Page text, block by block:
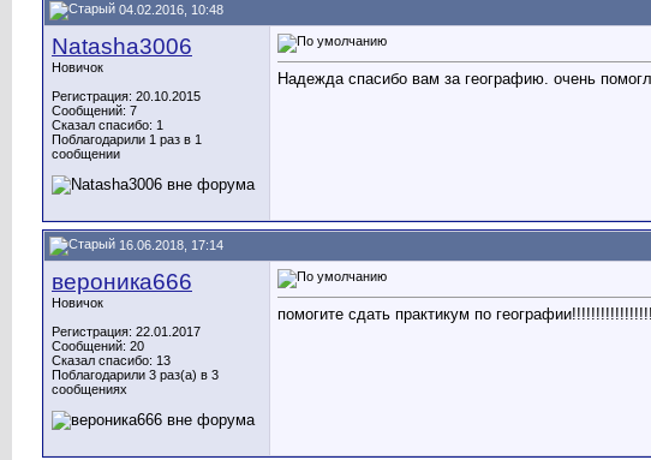
04.02.2016, 10:48
Natasha3006
Новичок
Регистрация: 20.10.2015
Сообщений: 7
Сказал спасибо: 1
Поблагодарили 1 раз в 1
сообщении
Надежда спасибо вам за географию. очень
16.06.2018, 17:14
вероника666
Новичок
Регистрация: 22.01.2017
Сообщений: 20
Сказал спасибо: 13
Поблагодарили 3 раз(а) в 3
сообщениях
помогите сдать практикум по